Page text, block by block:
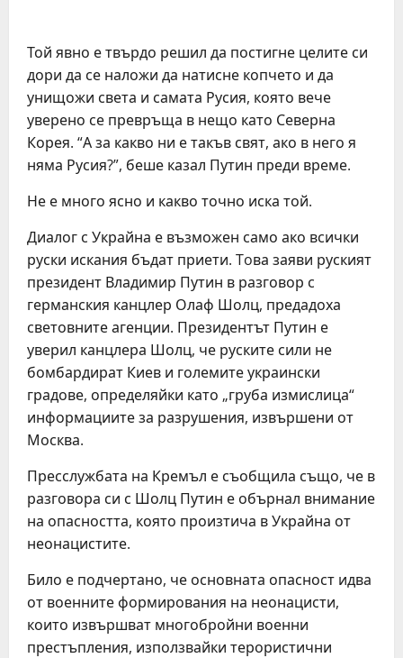
Той явно е твърдо решил да постигне целите си
дори да се наложи да натисне копчето и да
унищожи света и самата Русия, която вече
уверено се превръща в нещо като Северна
Корея. “А за какво ни е такъв свят, ако в него я
няма Русия?”, беше казал Путин преди време.
Не е много ясно и какво точно иска той.
Диалог с Украйна е възможен само ако всички
руски искания бъдат приети. Toва заяви руският
президент Владимир Путин в разговор с
германския канцлер Олаф Шолц, предадоха
световните агенции. Президентът Путин е
уверил канцлера Шолц, че руските сили не
бомбардират Киев и големите украински
градове, определяйки като „груба измислица“
информациите за разрушения, извършени от
Москва.
Пресслужбата на Кремъл е съобщила също, че в
разговора си с Шолц Путин е обърнал внимание
на опасността, която произтича в Украйна от
неонацистите.
Било е подчертано, че основната опасност идва
от военните формирования на неонацисти,
които извършват многобройни военни
престъпления, използвайки терористични